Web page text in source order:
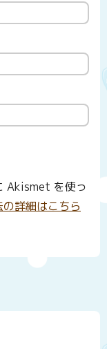
Akismet を使っ
詳細はこちら